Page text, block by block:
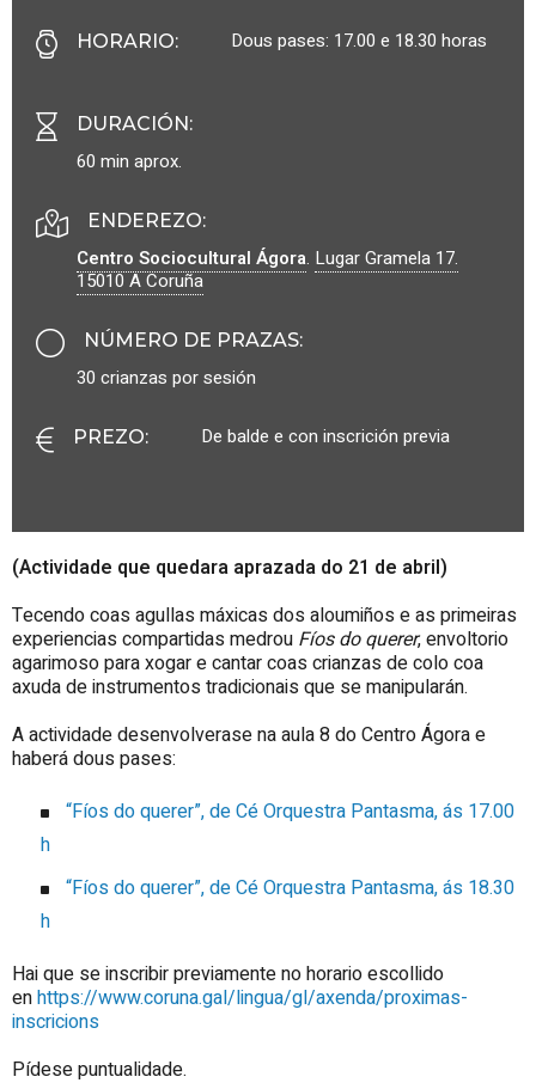
HORARIO: Dous pases: 17.00 e 18.30 horas
DURACIÓN :
60 min aprox.
ENDEREZO:
Centro Sociocultural Ágora. Lugar Gramela 17.
15010A Coruña
NÚMERO DE PRAZAS:
30 crianzas por sesión
PREZO: De balde e con inscrición previa
(Actividade que quedara aprazada do 21 de abril)
Tecendo coas agullas máxicas dos aloumiños e as primeiras
experiencias compartidas medrou Fíos do querer, envoltorio
agarimoso para xogar e cantar coas crianzas de colo coa
axuda de instrumentos tradicionais que se manipularán.
A actividade desenvolverase na aula 8 do Centro Ágora e
haberá dous pases:
“Fíos do querer”, de Cé Orquestra Pantasma, ás 17.00
h
“Fíos do querer”, de Cé Orquestra Pantasma, ás 18.30
h
Hai que se inscribir previamente no horario escollido
enhttps://www.coruna.gal/lingua/gl/axenda/proximas-
inscricions
Pídese puntualidade.